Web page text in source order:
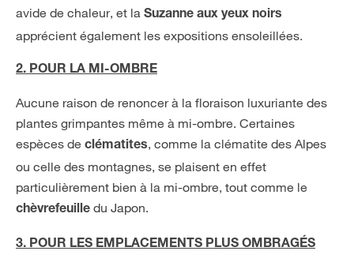
avide de chaleur, et la Suzanne aux yeux noirs
apprécient également les expositions ensoleillées.
2. POUR LA MI-OMBRE
Aucune raison de renoncer à la floraison luxuriante des
plantes grimpantes même à mi-ombre. Certaines
espèces de clématites, comme la clématite des Alpes
ou celle des montagnes, se plaisent en effet
particulièrement bien à la mi-ombre, tout comme le
chèvrefeuille du Japon.
3. POUR LES EMPLACEMENTS PLUS OMBRAGÉS